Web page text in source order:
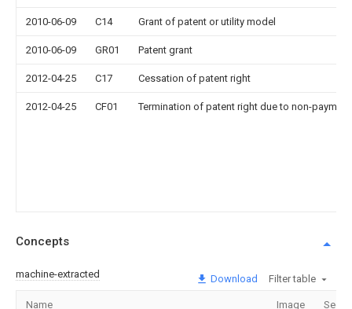
2010-06-09 C14 Grant of patent or utility model
2010-06-09 GR01 Patent grant
2012-04-25 C17 Cessation of patent right
2012-04-25 CF01 Termination of patent right due to non-
Concepts
machine-extracted Download Filter table
Name Image